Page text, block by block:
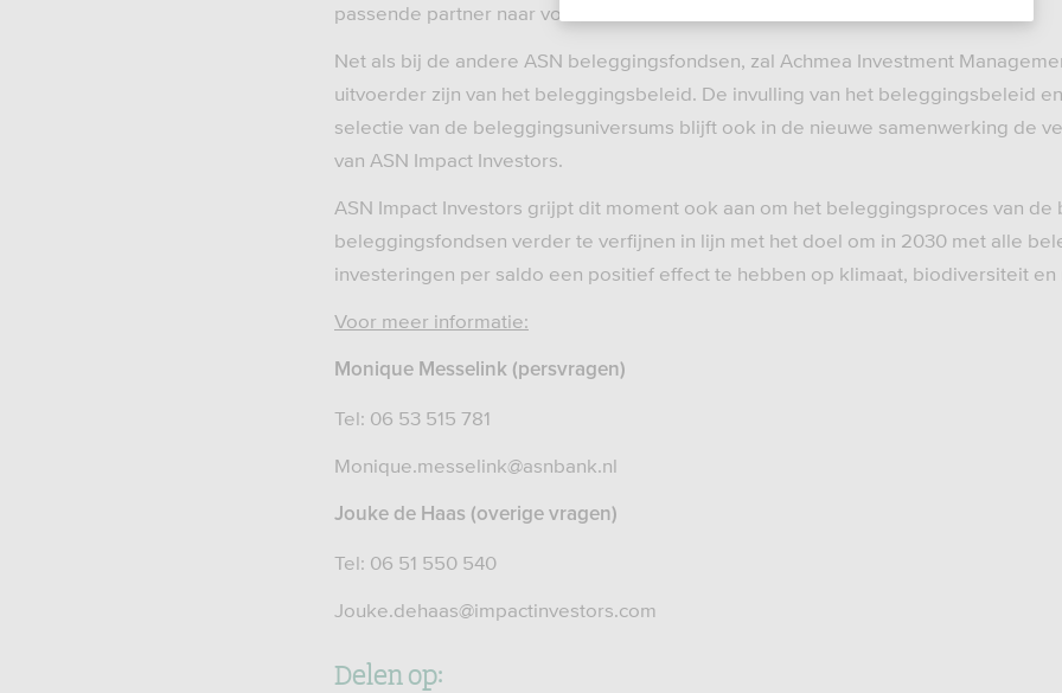
passende partner naar voren.
Net als bij de andere ASN beleggingsfondsen, zal Achmea Investment
uitvoerder zijn van het beleggingsbeleid. De invulling van het beleggingsbeleid
selectie van de beleggingsuniversums blijft ook in de nieuwe samenwerking de
van ASN Impact Investors.
ASN Impact Investors grijpt dit moment ook aan om het beleggingsproces van de
beleggingsfondsen verder te verfijnen in lijn met het doel om in 2030 met alle
investeringen per saldo een positief effect te hebben op klimaat, biodiversiteit en
Voor meer informatie:
Monique Messelin k (persvragen)
Tel: 06 53 515 781
Monique.messelink@asnbank.nl
Jouke de Haas (overige vragen)
Tel: 06 51 550 540
Jouke.dehaas@impactinvestors.com
Delen op: